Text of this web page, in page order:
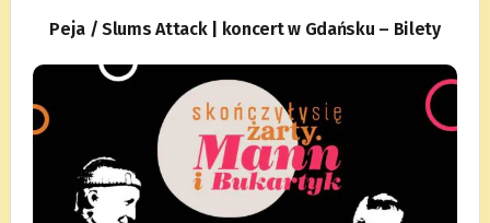
Peja / Slums Attack | koncert w Gdańsku – Bilety